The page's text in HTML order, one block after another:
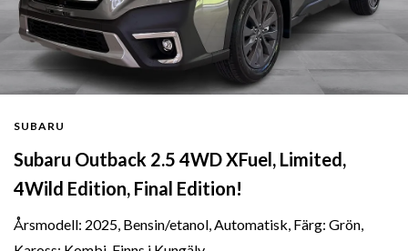
SUBARU
Subaru Outback 2.5 4WD XFuel, Limited,
4Wild Edition, Final Edition!
Årsmodell: 2025, Bensin/etanol, Automatisk, Färg: Grön,